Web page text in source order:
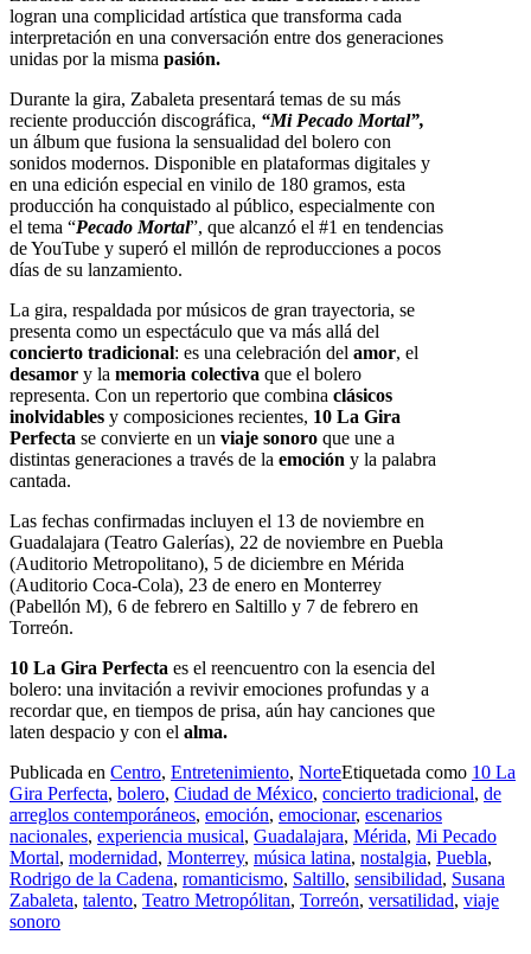
logran una complicidad artística que transforma cada
interpretación en una conversación entre dos generaciones
unidas por la misma pasión.
Durante la gira, Zabaleta presentará temas de su más
reciente producción discográfica, “Mi Pecado Mortal”,
un álbum que fusiona la sensualidad del bolero con
sonidos modernos. Disponible en plataformas digitales y
en una edición especial en vinilo de 180 gramos, esta
producción ha conquistado al público, especialmente con
el tema “Pecado Mortal”, que alcanzó el #1 en tendencias
de YouTube y superó el millón de reproducciones a pocos
días de su lanzamiento.
La gira, respaldada por músicos de gran trayectoria, se
presenta como un espectáculo que va más allá del
concierto tradicional: es una celebración del amor, el
desamor y la memoria colectiva que el bolero
representa. Con un repertorio que combina clásicos
inolvidables y composiciones recientes, 10 La Gira
Perfecta se convierte en un viaje sonoro que une a
distintas generaciones a través de la emoción y la palabra
cantada.
Las fechas confirmadas incluyen el 13 de noviembre en
Guadalajara (Teatro Galerías), 22 de noviembre en Puebla
(Auditorio Metropolitano), 5 de diciembre en Mérida
(Auditorio Coca-Cola), 23 de enero en Monterrey
(Pabellón M), 6 de febrero en Saltillo y 7 de febrero en
Torreón.
10 La Gira Perfecta es el reencuentro con la esencia del
bolero: una invitación a revivir emociones profundas y a
recordar que, en tiempos de prisa, aún hay canciones que
laten despacio y con el alma.
Publicada en Centro, Entretenimiento, NorteEtiquetada como 10 La
Gira Perfecta, bolero, Ciudad de México, concierto tradicional, de
arreglos contemporáneos, emoción, emocionar, escenarios
nacionales, experiencia musical, Guadalajara, Mérida, Mi Pecado
Mortal, modernidad, Monterrey, música latina, nostalgia, Puebla,
Rodrigo de la Cadena, romanticismo, Saltillo, sensibilidad, Susana
Zabaleta, talento, Teatro Metropólitan, Torreón, versatilidad, viaje
sonoro